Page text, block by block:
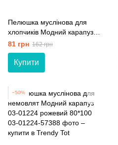
Пелюшка муслінова для
хлопчиків Модний карапуз
03-01225 блакитний 80*100
81 грн 162 грн
Купити
−50%